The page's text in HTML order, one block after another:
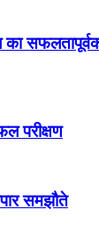
परीक्षण
समझौते